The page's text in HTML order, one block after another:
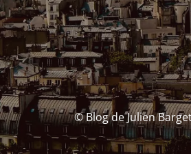
© Blog de Julien